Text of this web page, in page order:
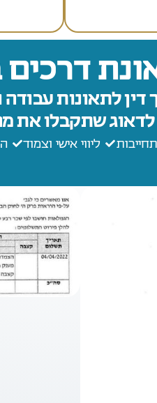
לתאונות עבודה
לדאוג שתקבלו את
ליווי אישי וצמוד